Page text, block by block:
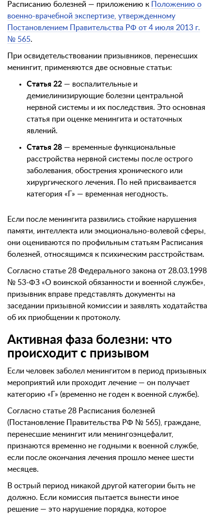
Расписанию болезней — приложению к
Положению о
военно-врачебной экспертизе, утвержденному
Постановлением Правительства РФ от 4 июля 2013 г.
№ 565.
При освидетельствовании призывников, перенесших
менингит, применяются две основные статьи:
Статья 22 — воспалительные и
демиелинизирующие болезни центральной
нервной системы и их последствия. Это основная
статья при оценке менингита и остаточных
явлений.
Статья 28 — временные функциональные
расстройства нервной системы после острого
заболевания, обострения хронического или
хирургического лечения. По ней присваивается
категория «Г» — временная негодность.
Если после менингита развились стойкие нарушения
памяти, интеллекта или эмоционально-волевой сферы,
они оцениваются по профильным статьям Расписания
болезней, относящимся к психическим расстройствам.
Согласно статье 28 Федерального закона от 28.03.1998
№ 53-ФЗ «О воинской обязанности и военной службе»,
призывник вправе представлять документы на
заседании призывной комиссии и заявлять ходатайства
об их приобщении к протоколу.
Активная фаза болезни: что
происходит с призывом
Если человек заболел менингитом в период призывных
мероприятий или проходит лечение — он получает
категорию «Г» (временно не годен к военной службе).
Согласно статье 28 Расписания болезней
(Постановление Правительства РФ № 565), граждане,
перенесшие менингит или менингоэнцефалит,
признаются временно не годными к военной службе,
если после окончания лечения прошло менее шести
месяцев.
В острый период никакой другой категории быть не
должно. Если комиссия пытается вынести иное
решение — это нарушение порядка, которое